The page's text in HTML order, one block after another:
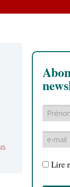
Lire